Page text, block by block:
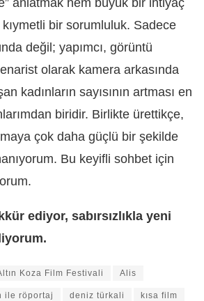
anlatmak hem büyük bir ihtiyaç
bir sorumluluk. Sadece
değil; yapımcı, görüntü
olarak kamera arkasında
kadınların sayısının artması en
biridir. Birlikte ürettikçe,
çok daha güçlü bir şekilde
Bu keyifli sohbet için
ediyor, sabırsızlıkla yeni
Koza Film Festivali Alis
ile röportaj deniz türkali kısa film